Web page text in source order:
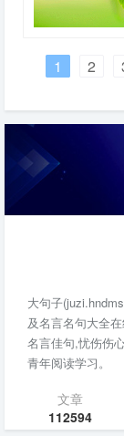
1 2
大句子
及名言名句大全
名言佳句,忧伤伤
青年阅读学习。
文章
112594